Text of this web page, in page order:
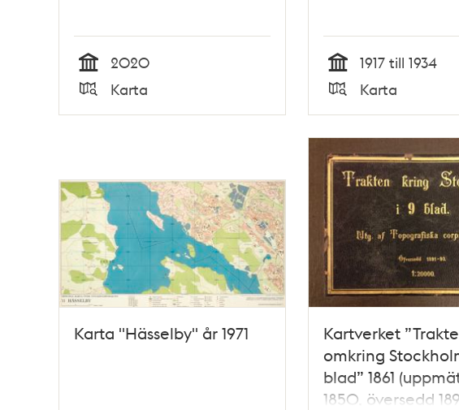
Tid
2020
Karta Tid
1917 till 1934
Karta
Karta "Hässelby" år 1971
Kartverket
omkring
blad” 1861
1850, översedd